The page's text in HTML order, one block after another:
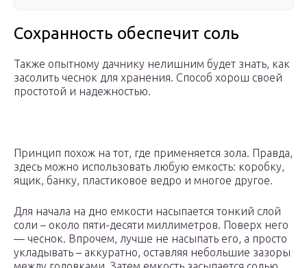
Сохранность обеспечит соль
Также опытному дачнику нелишним будет знать, как
засолить чеснок для хранения. Способ хорош своей
простотой и надежностью.
Принцип похож на тот, где применяется зола. Правда,
здесь можно использовать любую емкость: коробку,
ящик, банку, пластиковое ведро и многое другое.
Для начала на дно емкости насыпается тонкий слой
соли – около пяти-десяти миллиметров. Поверх него
— чеснок. Впрочем, лучше не насыпать его, а просто
укладывать – аккуратно, оставляя небольшие зазоры